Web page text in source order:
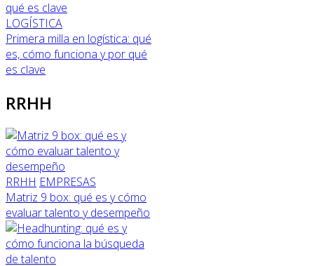
LOGÍSTICA
Primera milla en logística: qué
es, cómo funciona y por qué
es clave
RRHH
RRHH EMPRESAS
Matriz 9 box: qué es y cómo
evaluar talento y desempeño